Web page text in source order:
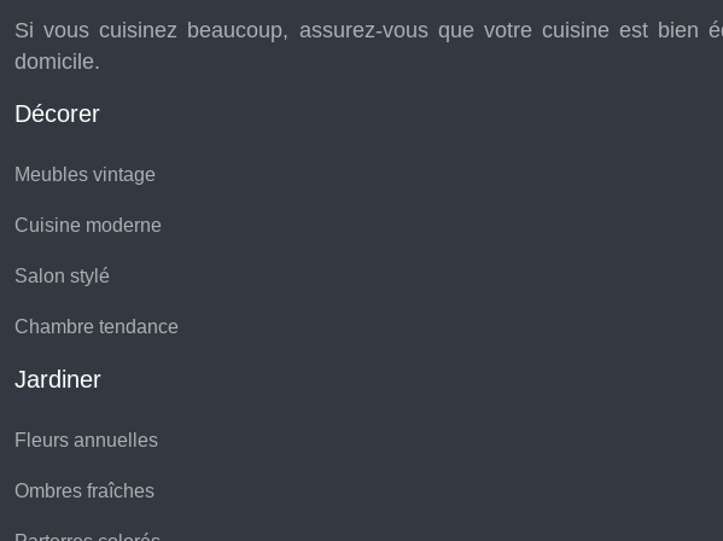
Si vous cuisinez beaucoup, assurez-vous que votre cuisine est bien
domicile.
Décorer
Meubles vintage
Cuisine moderne
Salon stylé
Chambre tendance
Jardiner
Fleurs annuelles
Ombres fraîches